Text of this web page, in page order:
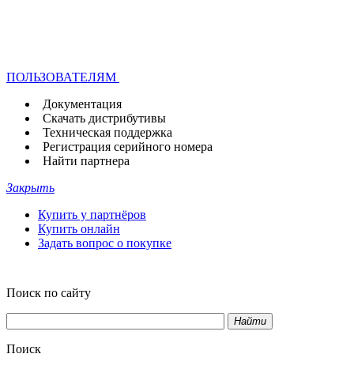
ПОЛЬЗОВАТЕЛЯМ
Документация
Скачать дистрибутивы
Техническая поддержка
Регистрация серийного номера
Найти партнера
Закрыть
Купить у партнёров
Купить онлайн
Задать вопрос о покупке
Поиск по сайту
Найти
Поиск